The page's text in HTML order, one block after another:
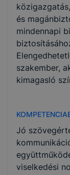
és
mindennapi
szakember,
kimagasló
Jó
viselkedési